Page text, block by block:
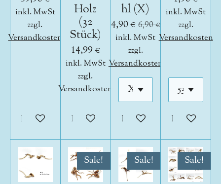
inkl. MwSt
zzgl.
Versandkosten
In den Warenkorb
Holz
(32
Stück)
14,99 €
inkl. MwSt
zzgl.
Versandkosten
In den Warenkorb
hl (X)
4,90 € 6,90 €
inkl. MwSt
zzgl.
Versandkosten
In den Warenkorb
inkl. MwSt
zzgl.
Versandkosten
In den
Sale! Sale! Sale!